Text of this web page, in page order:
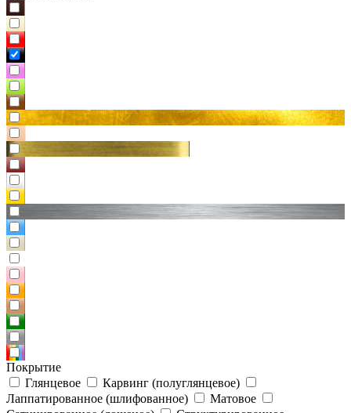
Покрытие
Глянцевое
Карвинг (полуглянцевое)
Лаппатированное (шлифованное)
Матовое